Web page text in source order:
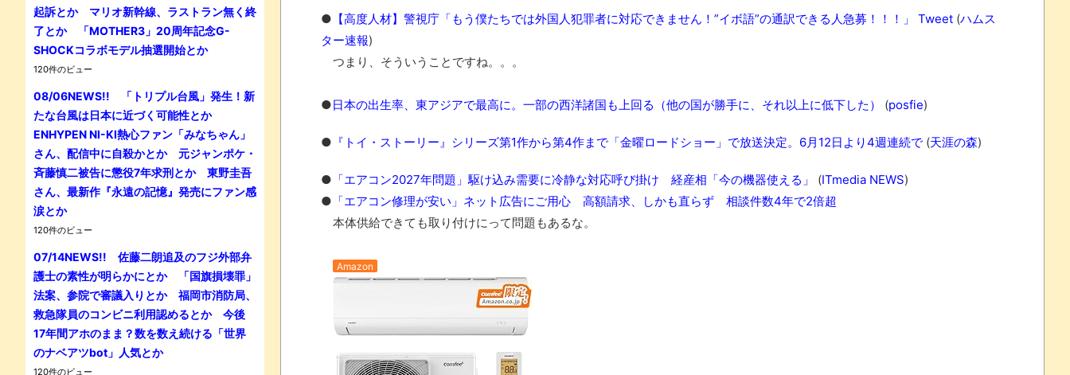
● 【高度人材】警視庁「もう僕たちでは外国人犯罪者に対応できません！”イボ語”の通訳できる人急募！！！」 Tweet (ハムス
ター速報)
つまり、そういうことですね。。。
●日本の出生率、東アジアで最高に。一部の西洋諸国も上回る（他の国が勝手に、それ以上に低下した） (posfie)
● 『トイ・ストーリー』シリーズ第1作から第4作まで「金曜ロードショー」で放送決定。6月12日より4週連続で (天涯の森)
● 「エアコン2027年問題」駆け込み需要に冷静な対応呼び掛け 経産相「今の機器使える」 (ITmedia NEWS)
● 「エアコン修理が安い」ネット広告にご用心 高額請求、しかも直らず 相談件数4年で2倍超
本体供給できても取り付けにって問題もあるな。
Amazon
起訴とか マリオ新幹線、ラストラン無く終
了とか 「MOTHER3」20周年記念G-
SHOCKコラボモデル抽選開始とか
120件のビュー
08/06NEWS!! 「トリプル台風」発生！新
たな台風は日本に近づく可能性とか
ENHYPEN NI-KI熱心ファン「みなちゃん」
さん、配信中に自殺かとか 元ジャンポケ・
斉藤慎二被告に懲役7年求刑とか 東野圭吾
さん、最新作『永遠の記憶』発売にファン感
涙とか
120件のビュー
07/14NEWS!! 佐藤二朗追及のフジ外部弁
護士の素性が明らかにとか 「国旗損壊罪」
法案、参院で審議入りとか 福岡市消防局、
救急隊員のコンビニ利用認めるとか 今後
17年間アホのまま？数を数え続ける「世界
のナベアツbot」人気とか
120件のビュー